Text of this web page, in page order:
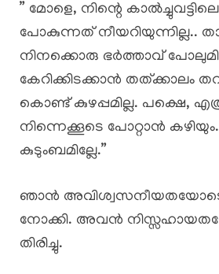
” മോളെ, നിന്റെ
പോകുന്നത് നീയറിയുന്നില്ല..
നിനക്കൊരു ഭർത്താവ്
കേറിക്കിടക്കാൻ തത്ക്കാലം
കൊണ്ട് കുഴപ്പമില്ല. പക്ഷെ,
നിന്നെക്കൂടെ പോറ്റാൻ
കുടുംബമില്ലേ.”
ഞാൻ
നോക്കി. അവൻ
തിരിച്ചു.